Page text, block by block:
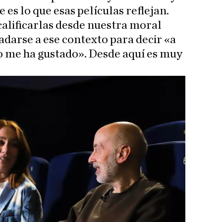
es lo que esas películas reflejan.
desde nuestra moral
a ese contexto para decir «a
ha gustado». Desde aquí es muy